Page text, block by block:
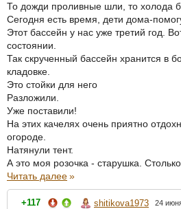
То дожди проливные шли, то холода
Сегодня есть время, дети дома-
Этот бассейн у нас уже третий год.
состоянии.
Так скрученный бассейн хранится в
кладовке.
Это стойки для него
Разложили.
Уже поставили!
На этих качелях очень приятно
огороде.
Натянули тент.
А это моя розочка - старушка.
Читать далее»
+117 shitikova1973 24